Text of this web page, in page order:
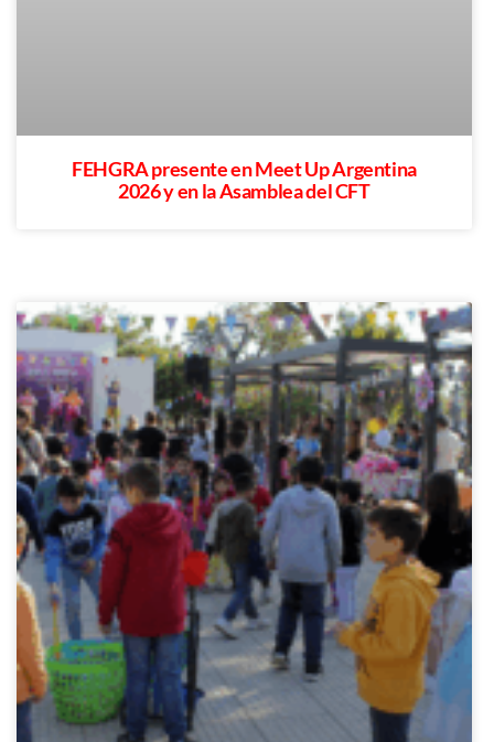
FEHGRA presente en Meet Up Argentina
2026 y en la Asamblea del CFT